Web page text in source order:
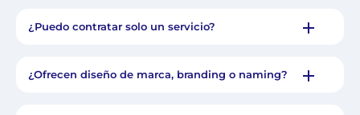
¿Puedo contratar solo un servicio?
¿Ofrecen diseño de marca, branding o naming?